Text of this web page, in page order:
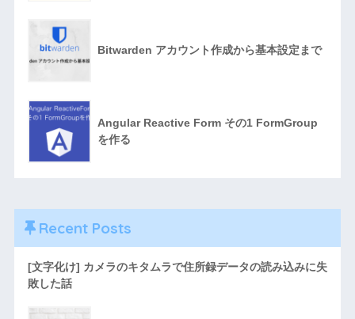
Bitwarden アカウント作成から基本設定まで
Angular Reactive Form その1 FormGroup
を作る
Recent Posts
[文字化け] カメラのキタムラで住所録データの読み込みに失
敗した話